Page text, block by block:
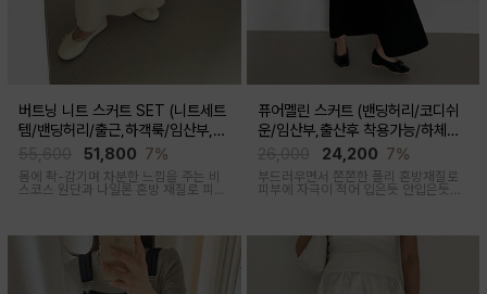
버트닝 니트 스커트 SET (니트세트
템/밴딩허리/출근,하객룩/임산부,출
산후 착용가능)51,800 7%
몸에 촥-감기며 차분한 느낌을 주는 비
스코스 원단과 나일론 혼방 재질로 피부
퓨어멜린 스커트 (밴딩허리/코디쉬
운/임산부,출산후 착용가능/하체커
24,200 7%
부드러우면서 쫀쫀한 폴리 혼방재질로
피부에 자극이 적어 입은듯 안입은듯한